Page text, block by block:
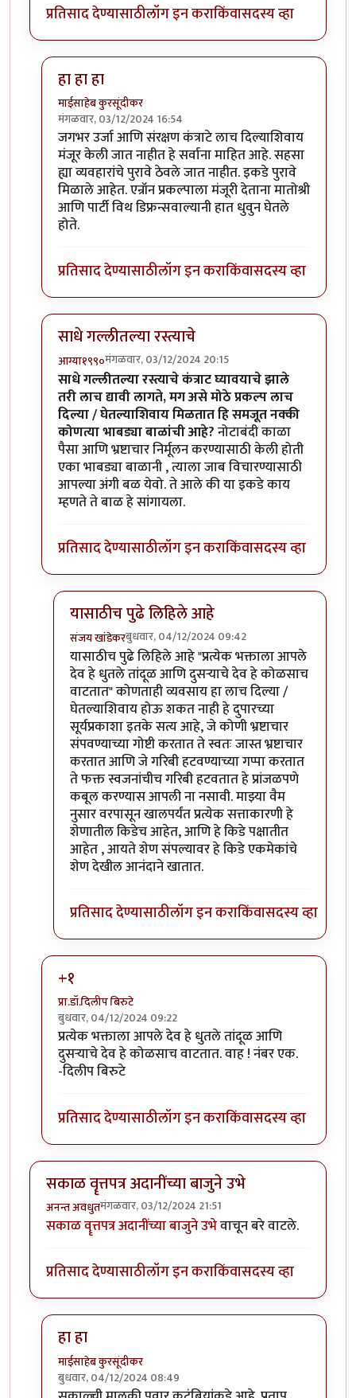
प्रतिसाद देण्यासाठीलॉग इन कराकिंवासदस्य व्हा
हा हा हा
माईसाहेब कुरसूंदीकर
मंगळवार, 03/12/2024 16:54
In reply toसाधे गल्लीतल्या रस्त्याचेbyसंजय खांडेकर
जगभर उर्जा आणि संरक्षण कंत्राटे लाच दिल्याशिवाय
मंजूर केली जात नाहीत हे सर्वाना माहित आहे. सहसा
ह्या व्यवहारांचे पुरावे ठेवले जात नाहीत. इकडे पुरावे
मिळाले आहेत. एन्रॉन प्रकल्पाला मंजूरी देताना मातोश्री
आणि पार्टी विथ डिफ्रन्सवाल्यानी हात धुवुन घेतले
होते.
प्रतिसाद देण्यासाठीलॉग इन कराकिंवासदस्य व्हा
साधे गल्लीतल्या रस्त्याचे
आग्या१९९०मंगळवार, 03/12/2024 20:15
In reply toसाधे गल्लीतल्या रस्त्याचेbyसंजय खांडेकर
साधे गल्लीतल्या रस्त्याचे कंत्राट घ्यावयाचे झाले
तरी लाच द्यावी लागते, मग असे मोठे प्रकल्प लाच
दिल्या / घेतल्याशिवाय मिळतात हि समजूत नक्की
कोणत्या भाबड्या बाळांची आहे?नोटाबंदी काळा
पैसा आणि भ्रष्टाचार निर्मूलन करण्यासाठी केली होती
एका भाबड्या बाळानी , त्याला जाब विचारण्यासाठी
आपल्या अंगी बळ येवो. ते आले की या इकडे काय
म्हणते ते बाळ हे सांगायला.
प्रतिसाद देण्यासाठीलॉग इन कराकिंवासदस्य व्हा
यासाठीच पुढे लिहिले आहे
संजय खांडेकरबुधवार, 04/12/2024 09:42
In reply toसाधे गल्लीतल्या रस्त्याचेbyआग्या१९९०
यासाठीच पुढे लिहिले आहे "प्रत्येक भक्ताला आपले
देव हे धुतले तांदूळ आणि दुसऱ्याचे देव हे कोळसाच
वाटतात" कोणताही व्यवसाय हा लाच दिल्या /
घेतल्याशिवाय होऊ शकत नाही हे दुपारच्या
सूर्यप्रकाशा इतके सत्य आहे, जे कोणी भ्रष्टाचार
संपवण्याच्या गोष्टी करतात ते स्वतः जास्त भ्रष्टाचार
करतात आणि जे गरिबी हटवण्याच्या गप्पा करतात
ते फक्त स्वजनांचीच गरिबी हटवतात हे प्रांजळपणे
कबूल करण्यास आपली ना नसावी. माझ्या वैम
नुसार वरपासून खालपर्यंत प्रत्येक सत्ताकारणी हे
शेणातील किडेच आहेत, आणि हे किडे पक्षातीत
आहेत , आयते शेण संपल्यावर हे किडे एकमेकांचे
शेण देखील आनंदाने खातात.
प्रतिसाद देण्यासाठीलॉग इन कराकिंवासदस्य व्हा
+१
प्रा.डॉ.दिलीप बिरुटे
बुधवार, 04/12/2024 09:22
In reply toसाधे गल्लीतल्या रस्त्याचेbyसंजय खांडेकर
प्रत्येक भक्ताला आपले देव हे धुतले तांदूळ आणि
दुसऱ्याचे देव हे कोळसाच वाटतात. वाह ! नंबर एक.
-दिलीप बिरुटे
प्रतिसाद देण्यासाठीलॉग इन कराकिंवासदस्य व्हा
सकाळ वॄत्तपत्र अदानींच्या बाजुने उभे
अनन्त अवधुतमंगळवार, 03/12/2024 21:51
सकाळ वॄत्तपत्र अदानींच्या बाजुने उभेवाचून बरे वाटले.
प्रतिसाद देण्यासाठीलॉग इन कराकिंवासदस्य व्हा
हा हा
माईसाहेब कुरसूंदीकर
बुधवार, 04/12/2024 08:49